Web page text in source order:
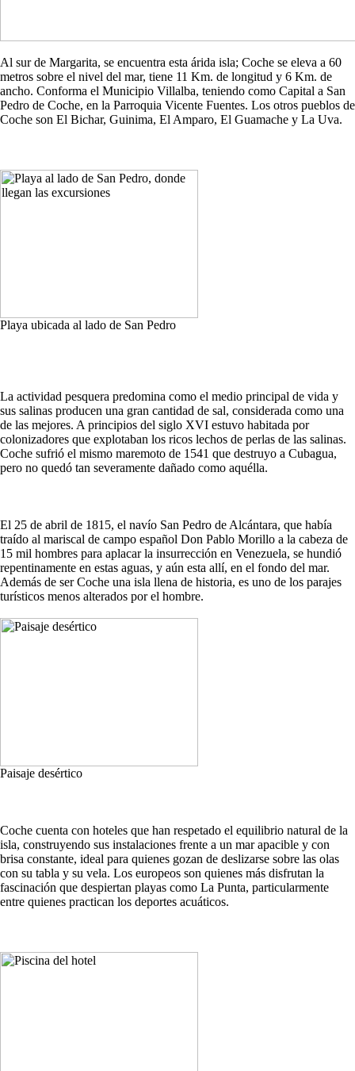
Al sur de Margarita, se encuentra esta árida isla; Coche se eleva a 60
metros sobre el nivel del mar, tiene 11 Km. de longitud y 6 Km. de
ancho. Conforma el Municipio Villalba, teniendo como Capital a San
Pedro de Coche, en la Parroquia Vicente Fuentes. Los otros pueblos de
Coche son El Bichar, Guinima, El Amparo, El Guamache y La Uva.
Playa ubicada al lado de San Pedro
La actividad pesquera predomina como el medio principal de vida y
sus salinas producen una gran cantidad de sal, considerada como una
de las mejores. A principios del siglo XVI estuvo habitada por
colonizadores que explotaban los ricos lechos de perlas de las salinas.
Coche sufrió el mismo maremoto de 1541 que destruyo a Cubagua,
pero no quedó tan severamente dañado como aquélla.
El 25 de abril de 1815, el navío San Pedro de Alcántara, que había
traído al mariscal de campo español Don Pablo Morillo a la cabeza de
15 mil hombres para aplacar la insurrección en Venezuela, se hundió
repentinamente en estas aguas, y aún esta allí, en el fondo del mar.
Además de ser Coche una isla llena de historia, es uno de los parajes
turísticos menos alterados por el hombre.
Paisaje desértico
Coche cuenta con hoteles que han respetado el equilibrio natural de la
isla, construyendo sus instalaciones frente a un mar apacible y con
brisa constante, ideal para quienes gozan de deslizarse sobre las olas
con su tabla y su vela. Los europeos son quienes más disfrutan la
fascinación que despiertan playas como La Punta, particularmente
entre quienes practican los deportes acuáticos.